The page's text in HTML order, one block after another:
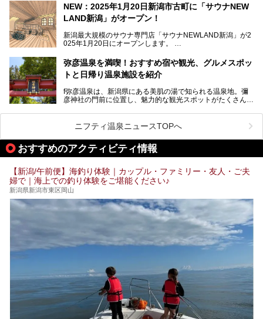
温泉ライターとして「温浴」は頻繁に体験していますが、
「音浴」とは果たしてどんな体験なのでしょう？とても気に
なお、宿泊した温泉は日帰り入浴もできる秘湯「越後田中温
泉 しなの荘」です。こちらについても詳しく紹介します。
提供元：一般社団法人 雪国観光舎【PR】
す。
NEW：2025年1月20日新潟市古町に「サウナNEW
LAND新潟」がオープン！
新潟最大規模のサウナ専門店「サウナNEWLAND新潟」が2
025年1月20日にオープンします。
街に再び笑顔と賑わいを取り戻し、新たなランドマークとし
て地域活性化を目指します。
サウナ室のテーマは「海賊船」‥⁉ ユニークなサウナ室を
弥彦温泉を満喫！おすすめ宿や観光、グルメスポッ
トと日帰り温泉施設を紹介
f弥彦温泉は、新潟県にある美肌の湯で知られる温泉地。彌
彦神社の門前に位置し、魅力的な観光スポットがたくさんあ
この記事では、弥彦温泉の宿泊に最適なおすすめ宿や、日帰
り施設、グルメスポット、弥彦の自然を堪能できる観光スポ
ットをご紹介します。初めての弥彦温泉旅行を計画している
方に向けて、弥彦温泉の魅力を存分にお伝えしますので、ぜ
ひ参考にしてみてくださいね！
ニフティ温泉ニュースTOPへ
おすすめのアクティビティ情報
【新潟/午前便】海釣り体験｜カップル・ファミリー・友人・ご夫
婦で｜海上での釣り体験をご堪能ください♪
新潟県新潟市東区岡山